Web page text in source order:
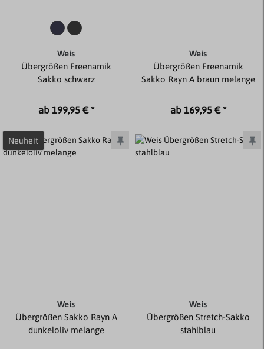
Weis
Übergrößen Freenamik
Sakko schwarz
ab 199,95 € *
Weis
Übergrößen Freenamik
Sakko Rayn A braun melange
ab 169,95 € *
Neuheit
Weis
Übergrößen Sakko Rayn A
dunkeloliv melange
Weis
Übergrößen Stretch-Sakko
stahlblau